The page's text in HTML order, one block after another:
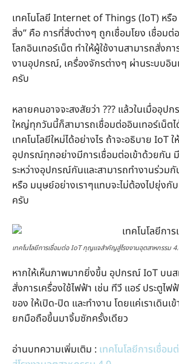
เทคโนโลยี Internet of Things (IoT) หรือ
สิ่ง” คือ การที่สิ่งต่างๆ ถูกเชื่อมโยง เชื่อม
โลกอินเทอร์เน็ต ทำให้ผู้ใช้งานสามารถสั่งก
งานอุปกรณ์, เครื่องจักรต่างๆ ผ่านระบบอิน
ครับ
หลายคนอาจจะสงสัยว่า ??? แล้วในเมื่ออุ
ใหญ่ทุกวันนี้ก็สามารถเชื่อมต่ออินเทอร์เน็ตไ
เทคโนโลยีใหม่ได้อย่างไร ถ้าจะอธิบาย IoT
อุปกรณ์ทุกอย่างมีการเชื่อมต่อเข้าด้วยกัน
ระหว่างอุปกรณ์กันและสามารถทำงานร่วมกั
หรือ มนุษย์อย่างเราๆแทบจะไม่ต้องไปยุ่งกั
ครับ
เทคโนโลยีการเชื่อมต่อ IoT กุญแจสำคัญสู่โรงงานอุตสาหกรรม
หากให้เห็นภาพมากยิ่งขึ้น อุปกรณ์ IoT บนส
สั่งการเครื่องใช้ไฟฟ้า เช่น ทีวี แอร์ ประตูไฟ
ของ ให้เปิด-ปิด และทำงาน โดยแค่เราเดินเ
ยกมือถือขึ้นมาจิ้มซักครั้งเดียว
อ่านบทความเพิ่มเติม : เทคโนโลยีการเชื่